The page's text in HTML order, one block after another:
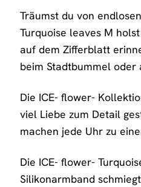
Träumst du von
Turquoise leaves M
auf dem Zifferblatt
beim Stadtbummel
Die ICE- flower-
viel Liebe zum Detail
machen jede Uhr zu
Die ICE- flower-
Silikonarmband